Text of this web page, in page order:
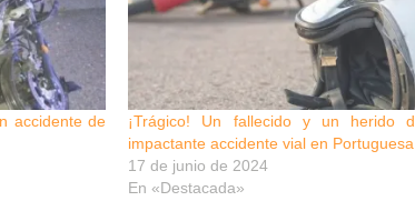
accidente de
¡Trágico! Un fallecido y un herido
impactante accidente vial en Portuguesa
17 de junio de 2024
En «Destacada»